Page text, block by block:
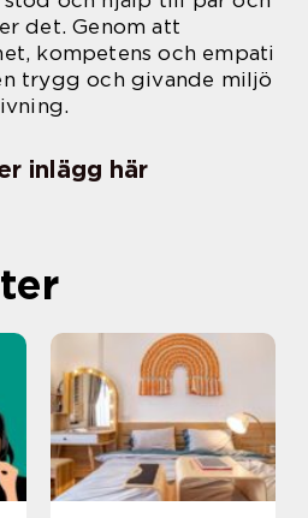
det. Genom att
kompetens och empati
trygg och givande miljö
inlägg här